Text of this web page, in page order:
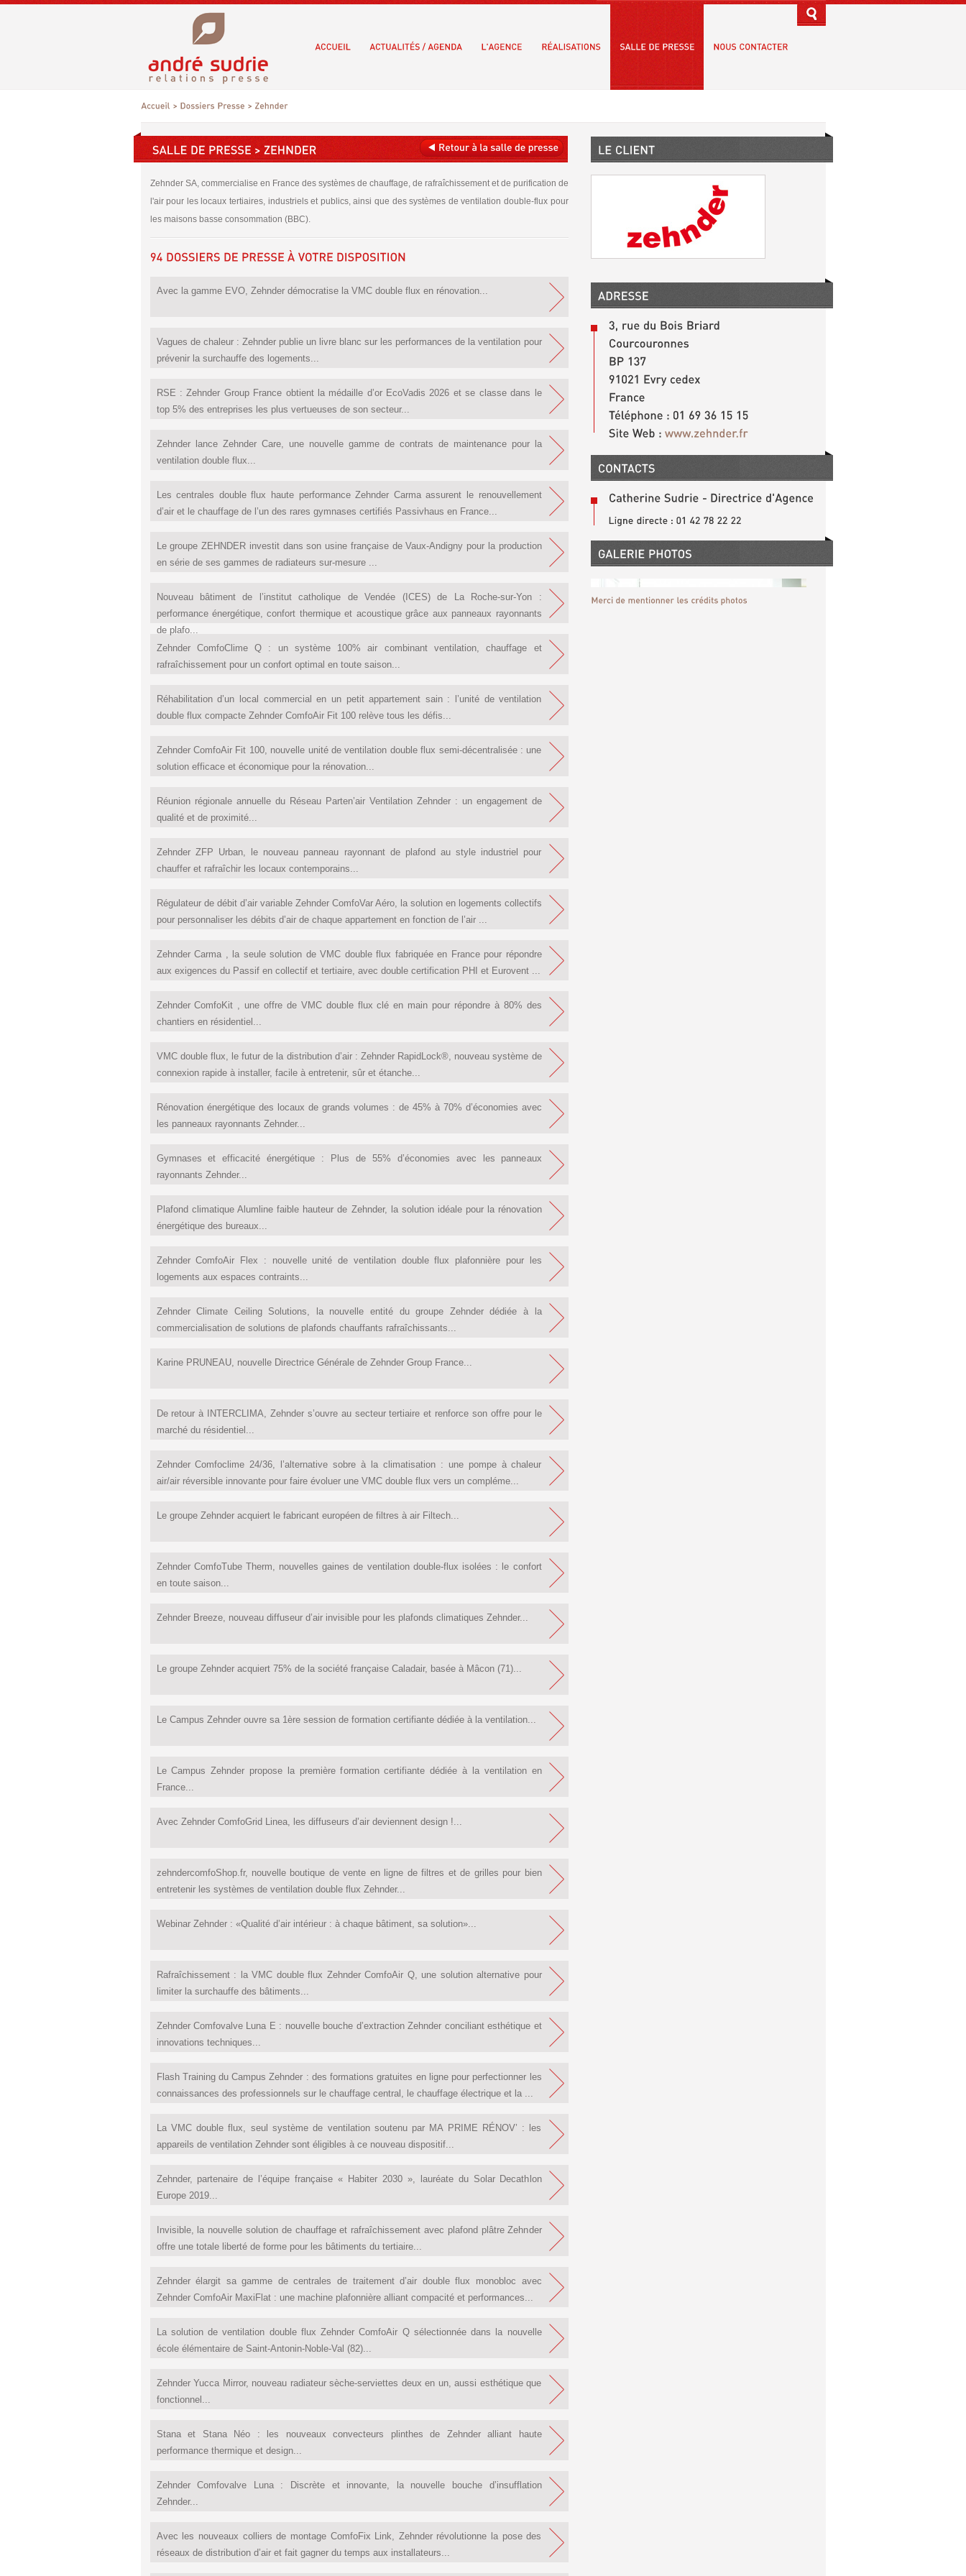
Zehnder SA, commercialise en France des systèmes de chauffage, de rafraîchissement et de purification de
l'air pour les locaux tertiaires, industriels et publics, ainsi que des systèmes de ventilation double-flux pour
les maisons basse consommation (BBC).
Avec la gamme EVO, Zehnder démocratise la VMC double flux en rénovation...
Vagues de chaleur : Zehnder publie un livre blanc sur les performances de la ventilation pour
prévenir la surchauffe des logements...
RSE : Zehnder Group France obtient la médaille d’or EcoVadis 2026 et se classe dans le
top 5% des entreprises les plus vertueuses de son secteur...
Zehnder lance Zehnder Care, une nouvelle gamme de contrats de maintenance pour la
ventilation double flux...
Les centrales double flux haute performance Zehnder Carma assurent le renouvellement
d’air et le chauffage de l’un des rares gymnases certifiés Passivhaus en France...
Le groupe ZEHNDER investit dans son usine française de Vaux-Andigny pour la production
en série de ses gammes de radiateurs sur-mesure ...
Nouveau bâtiment de l’institut catholique de Vendée (ICES) de La Roche-sur-Yon :
performance énergétique, confort thermique et acoustique grâce aux panneaux rayonnants
de plafo...
Zehnder ComfoClime Q : un système 100% air combinant ventilation, chauffage et
rafraîchissement pour un confort optimal en toute saison...
Réhabilitation d’un local commercial en un petit appartement sain : l’unité de ventilation
double flux compacte Zehnder ComfoAir Fit 100 relève tous les défis...
Zehnder ComfoAir Fit 100, nouvelle unité de ventilation double flux semi-décentralisée : une
solution efficace et économique pour la rénovation...
Réunion régionale annuelle du Réseau Parten’air Ventilation Zehnder : un engagement de
qualité et de proximité...
Zehnder ZFP Urban, le nouveau panneau rayonnant de plafond au style industriel pour
chauffer et rafraîchir les locaux contemporains...
Régulateur de débit d’air variable Zehnder ComfoVar Aéro, la solution en logements collectifs
pour personnaliser les débits d’air de chaque appartement en fonction de l’air ...
Zehnder Carma , la seule solution de VMC double flux fabriquée en France pour répondre
aux exigences du Passif en collectif et tertiaire, avec double certification PHI et Eurovent ...
Zehnder ComfoKit , une offre de VMC double flux clé en main pour répondre à 80% des
chantiers en résidentiel...
VMC double flux, le futur de la distribution d’air : Zehnder RapidLock®, nouveau système de
connexion rapide à installer, facile à entretenir, sûr et étanche...
Rénovation énergétique des locaux de grands volumes : de 45% à 70% d’économies avec
les panneaux rayonnants Zehnder...
Gymnases et efficacité énergétique : Plus de 55% d’économies avec les panneaux
rayonnants Zehnder...
Plafond climatique Alumline faible hauteur de Zehnder, la solution idéale pour la rénovation
énergétique des bureaux...
Zehnder ComfoAir Flex : nouvelle unité de ventilation double flux plafonnière pour les
logements aux espaces contraints...
Zehnder Climate Ceiling Solutions, la nouvelle entité du groupe Zehnder dédiée à la
commercialisation de solutions de plafonds chauffants rafraîchissants...
Karine PRUNEAU, nouvelle Directrice Générale de Zehnder Group France...
De retour à INTERCLIMA, Zehnder s’ouvre au secteur tertiaire et renforce son offre pour le
marché du résidentiel...
Zehnder Comfoclime 24/36, l’alternative sobre à la climatisation : une pompe à chaleur
air/air réversible innovante pour faire évoluer une VMC double flux vers un compléme...
Le groupe Zehnder acquiert le fabricant européen de filtres à air Filtech...
Zehnder ComfoTube Therm, nouvelles gaines de ventilation double-flux isolées : le confort
en toute saison...
Zehnder Breeze, nouveau diffuseur d’air invisible pour les plafonds climatiques Zehnder...
Le groupe Zehnder acquiert 75% de la société française Caladair, basée à Mâcon (71)...
Le Campus Zehnder ouvre sa 1ère session de formation certifiante dédiée à la ventilation...
Le Campus Zehnder propose la première formation certifiante dédiée à la ventilation en
France...
Avec Zehnder ComfoGrid Linea, les diffuseurs d’air deviennent design !...
zehndercomfoShop.fr, nouvelle boutique de vente en ligne de filtres et de grilles pour bien
entretenir les systèmes de ventilation double flux Zehnder...
Webinar Zehnder : «Qualité d’air intérieur : à chaque bâtiment, sa solution»...
Rafraîchissement : la VMC double flux Zehnder ComfoAir Q, une solution alternative pour
limiter la surchauffe des bâtiments...
Zehnder Comfovalve Luna E : nouvelle bouche d’extraction Zehnder conciliant esthétique et
innovations techniques...
Flash Training du Campus Zehnder : des formations gratuites en ligne pour perfectionner les
connaissances des professionnels sur le chauffage central, le chauffage électrique et la ...
La VMC double flux, seul système de ventilation soutenu par MA PRIME RÉNOV’ : les
appareils de ventilation Zehnder sont éligibles à ce nouveau dispositif...
Zehnder, partenaire de l’équipe française « Habiter 2030 », lauréate du Solar Decathlon
Europe 2019...
Invisible, la nouvelle solution de chauffage et rafraîchissement avec plafond plâtre Zehnder
offre une totale liberté de forme pour les bâtiments du tertiaire...
Zehnder élargit sa gamme de centrales de traitement d’air double flux monobloc avec
Zehnder ComfoAir MaxiFlat : une machine plafonnière alliant compacité et performances...
La solution de ventilation double flux Zehnder ComfoAir Q sélectionnée dans la nouvelle
école élémentaire de Saint-Antonin-Noble-Val (82)...
Zehnder Yucca Mirror, nouveau radiateur sèche-serviettes deux en un, aussi esthétique que
fonctionnel...
Stana et Stana Néo : les nouveaux convecteurs plinthes de Zehnder alliant haute
performance thermique et design...
Zehnder Comfovalve Luna : Discrète et innovante, la nouvelle bouche d’insufflation
Zehnder...
Avec les nouveaux colliers de montage ComfoFix Link, Zehnder révolutionne la pose des
réseaux de distribution d’air et fait gagner du temps aux installateurs...